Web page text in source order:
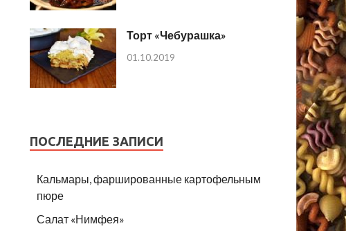
Торт «Чебурашка»
01.10.2019
ПОСЛЕДНИЕ ЗАПИСИ
Кальмары, фаршированные картофельным
пюре
Салат «Нимфея»